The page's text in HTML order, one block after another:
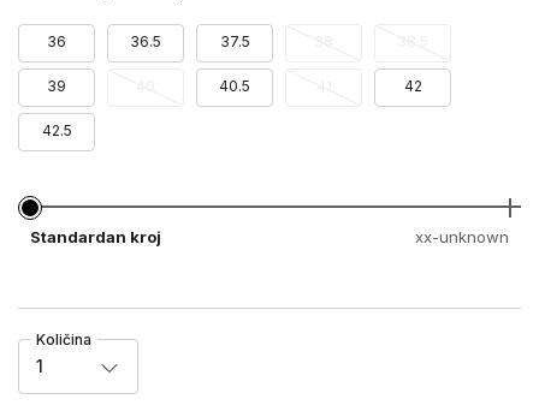
36 36.5 37.5
39 40.5 42
42.5
Standardan kroj xx-unknown
Količina
1